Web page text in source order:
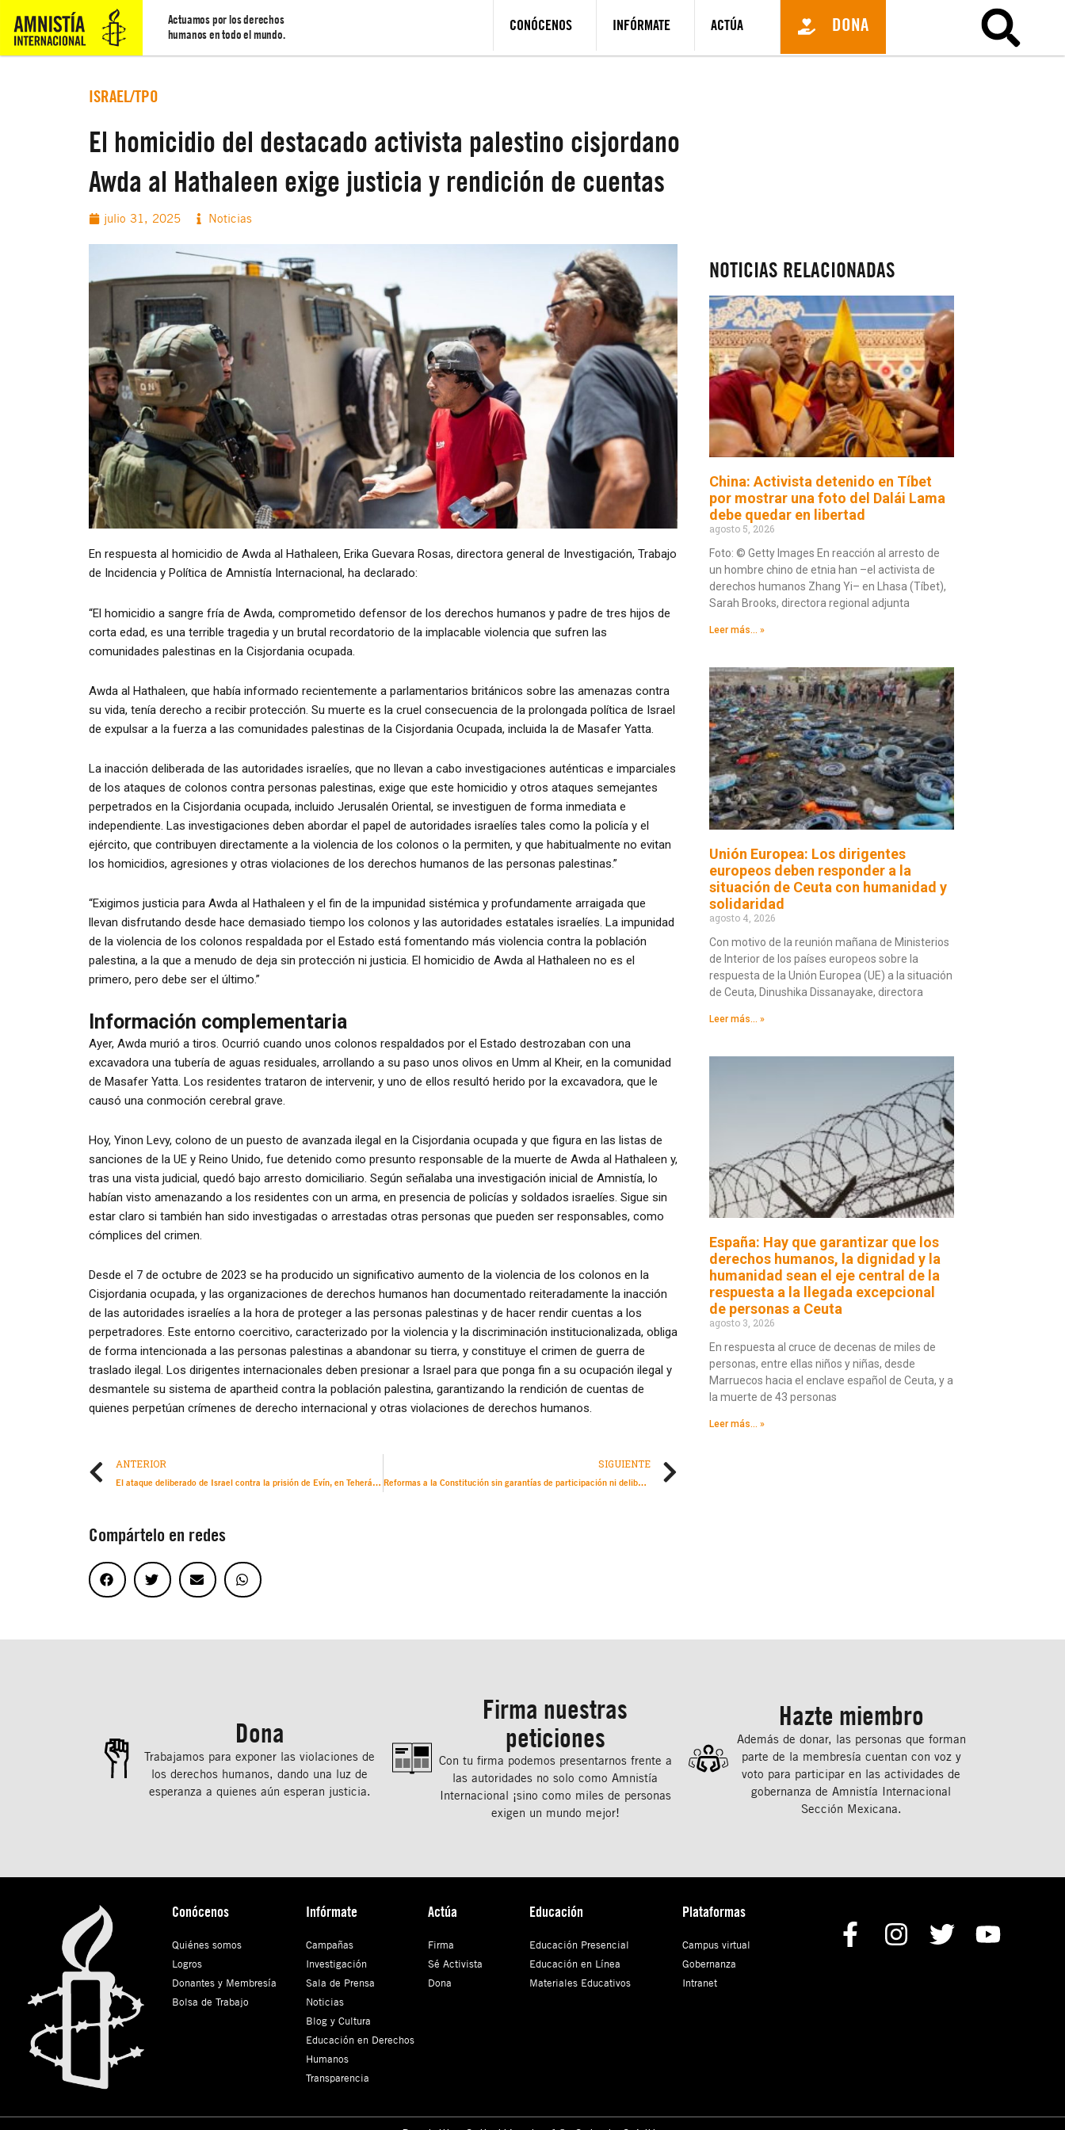
Actuamos por los derechos
humanos en todo el mundo.
CONÓCENOS INFÓRMATE ACTÚA DONA
ISRAEL/TPO
El homicidio del destacado activista palestino cisjordano
Awda al Hathaleen exige justicia y rendición de cuentas
julio 31, 2025 Noticias
En respuesta al homicidio de Awda al Hathaleen, Erika Guevara Rosas, directora general de Investigación, Trabajo
de Incidencia y Política de Amnistía Internacional, ha declarado:
“El homicidio a sangre fría de Awda, comprometido defensor de los derechos humanos y padre de tres hijos de
corta edad, es una terrible tragedia y un brutal recordatorio de la implacable violencia que sufren las
comunidades palestinas en la Cisjordania ocupada.
Awda al Hathaleen, que había informado recientemente a parlamentarios británicos sobre las amenazas contra
su vida, tenía derecho a recibir protección. Su muerte es la cruel consecuencia de la prolongada política de Israel
de expulsar a la fuerza a las comunidades palestinas de la Cisjordania Ocupada, incluida la de Masafer Yatta.
La inacción deliberada de las autoridades israelíes, que no llevan a cabo investigaciones auténticas e imparciales
de los ataques de colonos contra personas palestinas, exige que este homicidio y otros ataques semejantes
perpetrados en la Cisjordania ocupada, incluido Jerusalén Oriental, se investiguen de forma inmediata e
independiente. Las investigaciones deben abordar el papel de autoridades israelíes tales como la policía y el
ejército, que contribuyen directamente a la violencia de los colonos o la permiten, y que habitualmente no evitan
los homicidios, agresiones y otras violaciones de los derechos humanos de las personas palestinas.”
“Exigimos justicia para Awda al Hathaleen y el fin de la impunidad sistémica y profundamente arraigada que
llevan disfrutando desde hace demasiado tiempo los colonos y las autoridades estatales israelíes. La impunidad
de la violencia de los colonos respaldada por el Estado está fomentando más violencia contra la población
palestina, a la que a menudo de deja sin protección ni justicia. El homicidio de Awda al Hathaleen no es el
primero, pero debe ser el último.”
Información complementaria
Ayer, Awda murió a tiros. Ocurrió cuando unos colonos respaldados por el Estado destrozaban con una
excavadora una tubería de aguas residuales, arrollando a su paso unos olivos en Umm al Kheir, en la comunidad
de Masafer Yatta. Los residentes trataron de intervenir, y uno de ellos resultó herido por la excavadora, que le
causó una conmoción cerebral grave.
Hoy, Yinon Levy, colono de un puesto de avanzada ilegal en la Cisjordania ocupada y que figura en las listas de
sanciones de la UE y Reino Unido, fue detenido como presunto responsable de la muerte de Awda al Hathaleen y,
tras una vista judicial, quedó bajo arresto domiciliario. Según señalaba una investigación inicial de Amnistía, lo
habían visto amenazando a los residentes con un arma, en presencia de policías y soldados israelíes. Sigue sin
estar claro si también han sido investigadas o arrestadas otras personas que pueden ser responsables, como
cómplices del crimen.
Desde el 7 de octubre de 2023 se ha producido un significativo aumento de la violencia de los colonos en la
Cisjordania ocupada, y las organizaciones de derechos humanos han documentado reiteradamente la inacción
de las autoridades israelíes a la hora de proteger a las personas palestinas y de hacer rendir cuentas a los
perpetradores. Este entorno coercitivo, caracterizado por la violencia y la discriminación institucionalizada, obliga
de forma intencionada a las personas palestinas a abandonar su tierra, y constituye el crimen de guerra de
traslado ilegal. Los dirigentes internacionales deben presionar a Israel para que ponga fin a su ocupación ilegal y
desmantele su sistema de apartheid contra la población palestina, garantizando la rendición de cuentas de
quienes perpetúan crímenes de derecho internacional y otras violaciones de derechos humanos.
ANTERIOR
El ataque deliberado de Israel contra la prisión de Evín, en Teherán, debe investigarse como crimen de guerra
SIGUIENTE
Reformas a la Constitución sin garantías de participación ni deliberación pública ponen en riesgo los derechos humanos.
Compártelo en redes
NOTICIAS RELACIONADAS
China: Activista detenido en Tíbet
por mostrar una foto del Dalái Lama
debe quedar en libertad
agosto 5, 2026
Foto: © Getty Images En reacción al arresto de
un hombre chino de etnia han –el activista de
derechos humanos Zhang Yi– en Lhasa (Tíbet),
Sarah Brooks, directora regional adjunta
Leer más... »
Unión Europea: Los dirigentes
europeos deben responder a la
situación de Ceuta con humanidad y
solidaridad
agosto 4, 2026
Con motivo de la reunión mañana de Ministerios
de Interior de los países europeos sobre la
respuesta de la Unión Europea (UE) a la situación
de Ceuta, Dinushika Dissanayake, directora
Leer más... »
España: Hay que garantizar que los
derechos humanos, la dignidad y la
humanidad sean el eje central de la
respuesta a la llegada excepcional
de personas a Ceuta
agosto 3, 2026
En respuesta al cruce de decenas de miles de
personas, entre ellas niños y niñas, desde
Marruecos hacia el enclave español de Ceuta, y a
la muerte de 43 personas
Leer más... »
Dona
Trabajamos para exponer las violaciones de
los derechos humanos, dando una luz de
esperanza a quienes aún esperan justicia.
Firma nuestras
peticiones
Con tu ﬁrma podemos presentarnos frente a
las autoridades no solo como Amnistía
Internacional ¡sino como miles de personas
exigen un mundo mejor!
Hazte miembro
Además de donar, las personas que forman
parte de la membresía cuentan con voz y
voto para participar en las actividades de
gobernanza de Amnistía Internacional
Sección Mexicana.
Conócenos
Quiénes somos
Logros
Donantes y Membresía
Bolsa de Trabajo
Infórmate
Campañas
Investigación
Sala de Prensa
Noticias
Blog y Cultura
Educación en Derechos
Humanos
Transparencia
Actúa
Firma
Sé Activista
Dona
Educación
Educación Presencial
Educación en Línea
Materiales Educativos
Plataformas
Campus virtual
Gobernanza
Intranet